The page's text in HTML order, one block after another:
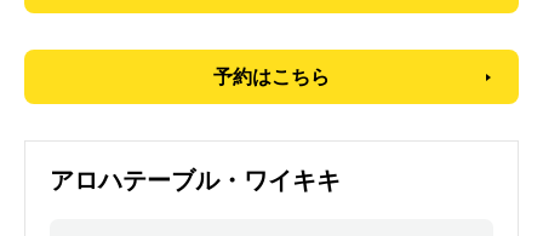
予約はこちら
アロハテーブル・ワイキキ